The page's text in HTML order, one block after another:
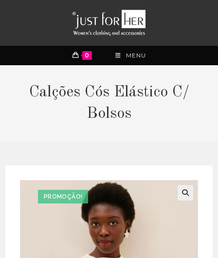
0 MENU
Calções Cós Elástico C/
Bolsos
PROMOÇÃO!